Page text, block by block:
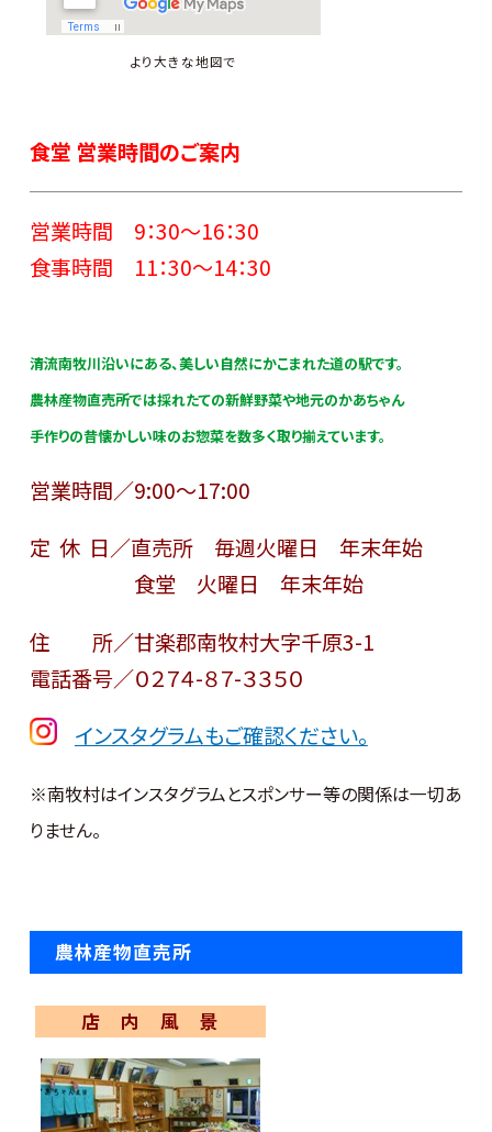
より大きな地図で
食堂 営業時間のご案内
営業時間 9：30～16：30
食事時間 11：30～14：30
清流南牧川沿いにある、美しい自然にかこまれた道の駅です。
農林産物直売所では採れたての新鮮野菜や地元のかあちゃん
手作りの昔懐かしい味のお惣菜を数多く取り揃えています。
営業時間／9:00～17:00
定 休 日／直売所 毎週火曜日 年末年始
食堂 火曜日 年末年始
住 所／甘楽郡南牧村大字千原3-1
電話番号／０２７４-８７-３３５０
インスタグラムもご確認ください。
※南牧村はインスタグラムとスポンサー等の関係は一切あ
りません。
農林産物直売所
店 内 風 景